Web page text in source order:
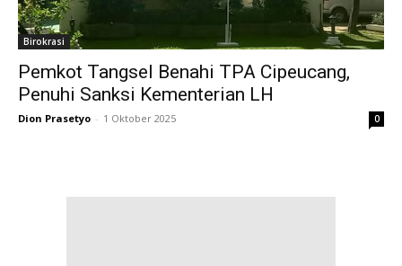
Birokrasi
Pemkot Tangsel Benahi TPA Cipeucang,
Penuhi Sanksi Kementerian LH
Dion Prasetyo - 1 Oktober 2025 0